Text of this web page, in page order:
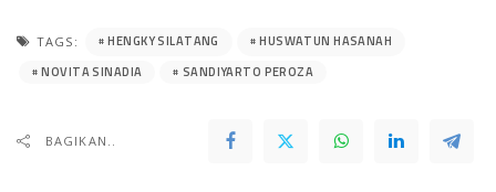
TAGS: HENGKY SILATANG
HUSWATUN HASANAH
NOVITA SINADIA
SANDIYARTO PEROZA
BAGIKAN..